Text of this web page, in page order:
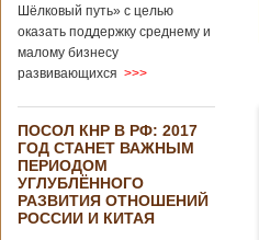
Шёлковый путь» с целью
оказать поддержку среднему и
малому бизнесу
развивающихся >>>
ПОСОЛ КНР В РФ: 2017
ГОД СТАНЕТ ВАЖНЫМ
ПЕРИОДОМ
УГЛУБЛЁННОГО
РАЗВИТИЯ ОТНОШЕНИЙ
РОССИИ И КИТАЯ